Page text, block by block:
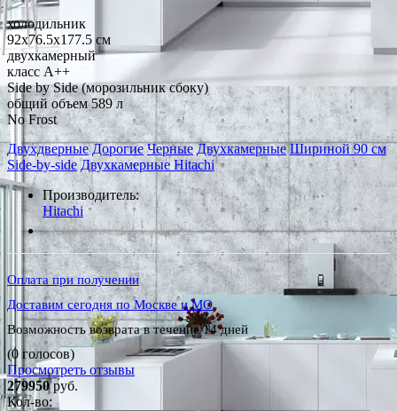
холодильник
92x76.5x177.5 см
двухкамерный
класс A++
Side by Side (морозильник сбоку)
общий объем 589 л
No Frost
Двухдверные Дорогие Черные Двухкамерные Шириной 90 см
Side-by-side Двухкамерные Hitachi
Производитель:
Hitachi
*Наличие уточняйте у менеджера
Оплата при получении
Доставим сегодня по Москве и МО
Возможность возврата в течение 14 дней
(0 голосов)
Просмотреть отзывы
279950руб.
Кол-во: